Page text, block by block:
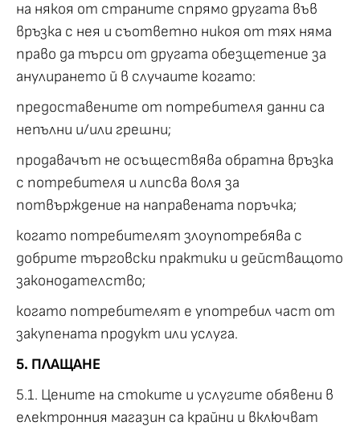
на някоя от страните спрямо другата във
връзка с нея и съответно никоя от тях няма
право да търси от другата обезщетение за
анулирането й в случаите когато:
предоставените от потребителя данни са
непълни и/или грешни;
продавачът не осъществява обратна връзка
с потребителя и липсва воля за
потвърждение на направената поръчка;
когато потребителят злоупотребява с
добрите търговски практики и действащото
законодателство;
когато потребителят е употребил част от
закупената продукт или услуга.
5. ПЛАЩАНЕ
5.1. Цените на стоките и услугите обявени в
електронния магазин са крайни и включват